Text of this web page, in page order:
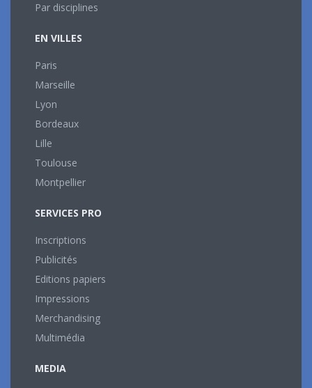
Par disciplines
EN VILLES
Paris
Marseille
Lyon
Bordeaux
Lille
Toulouse
Montpellier
SERVICES PRO
Inscriptions
Publicités
Editions papiers
Impressions
Merchandising
Multimédia
MEDIA